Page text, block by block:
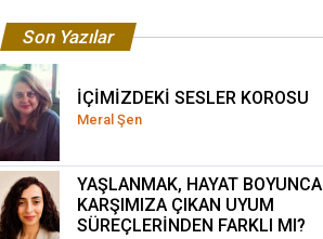
Son Yazılar
İÇİMİZDEKİ SESLER KOROSU
Meral Şen
YAŞLANMAK, HAYAT BOYUNCA
KARŞIMIZA ÇIKAN UYUM
SÜREÇLERİNDEN FARKLI MI?